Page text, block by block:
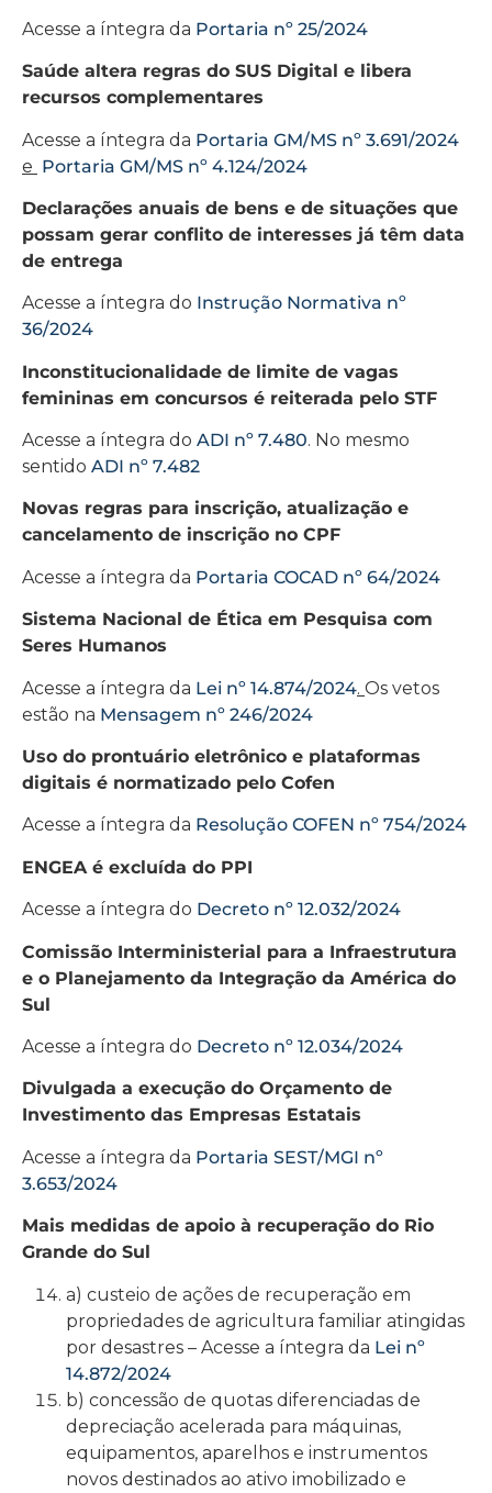
Acesse a íntegra da Portaria nº 25/2024
Saúde altera regras do SUS Digital e libera
recursos complementares
Acesse a íntegra da Portaria GM/MS nº 3.691/2024
e Portaria GM/MS nº 4.124/2024
Declarações anuais de bens e de situações que
possam gerar conflito de interesses já têm data
de entrega
Acesse a íntegra do Instrução Normativa nº
36/2024
Inconstitucionalidade de limite de vagas
femininas em concursos é reiterada pelo STF
Acesse a íntegra do ADI nº 7.480. No mesmo
sentido ADI nº 7.482
Novas regras para inscrição, atualização e
cancelamento de inscrição no CPF
Acesse a íntegra da Portaria COCAD nº 64/2024
Sistema Nacional de Ética em Pesquisa com
Seres Humanos
Acesse a íntegra da Lei nº 14.874/2024. Os vetos
estão na Mensagem nº 246/2024
Uso do prontuário eletrônico e plataformas
digitais é normatizado pelo Cofen
Acesse a íntegra da Resolução COFEN nº 754/2024
ENGEA é excluída do PPI
Acesse a íntegra do Decreto nº 12.032/2024
Comissão Interministerial para a Infraestrutura
e o Planejamento da Integração da América do
Sul
Acesse a íntegra do Decreto nº 12.034/2024
Divulgada a execução do Orçamento de
Investimento das Empresas Estatais
Acesse a íntegra da Portaria SEST/MGI nº
3.653/2024
Mais medidas de apoio à recuperação do Rio
Grande do Sul
a) custeio de ações de recuperação em
propriedades de agricultura familiar atingidas
por desastres – Acesse a íntegra da Lei nº
14.872/2024
b) concessão de quotas diferenciadas de
depreciação acelerada para máquinas,
equipamentos, aparelhos e instrumentos
novos destinados ao ativo imobilizado e